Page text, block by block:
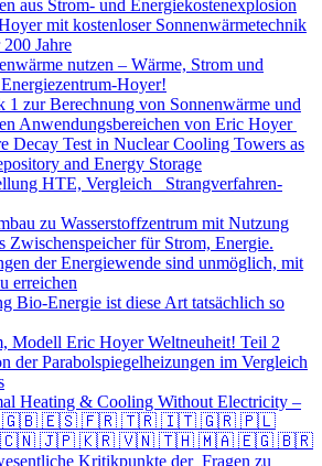
aus Strom- und Energiekostenexplosion
mit kostenloser Sonnenwärmetechnik
Jahre
nutzen – Wärme, Strom und
Hoyer!
1 zur Berechnung von Sonnenwärme und
Anwendungsbereichen von Eric Hoyer
Decay Test in Nuclear Cooling Towers as
and Energy Storage
HTE, Vergleich Strangverfahren-
zu Wasserstoffzentrum mit Nutzung
Zwischenspeicher für Strom, Energie.
der Energiewende sind unmöglich, mit
erreichen
Bio-Energie ist diese Art tatsächlich so
Modell Eric Hoyer Weltneuheit! Teil 2
der Parabolspiegelheizungen im Vergleich
Heating & Cooling Without Electricity –
🇬🇧 🇪🇸 🇫🇷 🇹🇷 🇮🇹 🇬🇷 🇵🇱
🇯🇵 🇰🇷 🇻🇳 🇹🇭 🇲🇦 🇪🇬 🇧🇷
Kritikpunkte der Fragen zu